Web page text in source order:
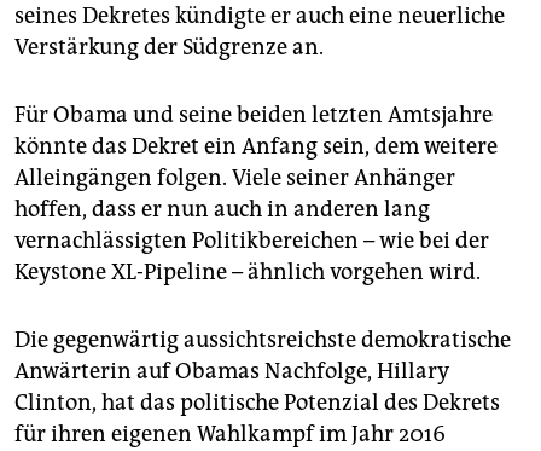
seines Dekretes kündigte er auch eine neuerliche
Verstärkung der Südgrenze an.
Für Obama und seine beiden letzten Amtsjahre
könnte das Dekret ein Anfang sein, dem weitere
Alleingängen folgen. Viele seiner Anhänger
hoffen, dass er nun auch in anderen lang
vernachlässigten Politikbereichen – wie bei der
Keystone XL-Pipeline – ähnlich vorgehen wird.
Die gegenwärtig aussichtsreichste demokratische
Anwärterin auf Obamas Nachfolge, Hillary
Clinton, hat das politische Potenzial des Dekrets
für ihren eigenen Wahlkampf im Jahr 2016